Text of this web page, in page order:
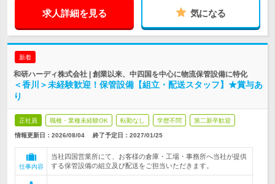
求人詳細を見る 気になる
新着
和研ハーディ株式会社 | 創業以来、中四国を中心に物流保管設備に特化
＜香川＞未経験歓迎！保管設備【組立・配送スタッフ】★賞与あ
り
正社員 職種・業種未経験OK 転勤なし 学歴不問 第二新卒歓迎
情報更新日：2026/08/04 終了予定日： 2027/01/25
仕事内容
当社四国営業所にて、お客様の倉庫・工場・事務所へ当社が提供
する保管設備の組立及び配送をご担当いただきます。